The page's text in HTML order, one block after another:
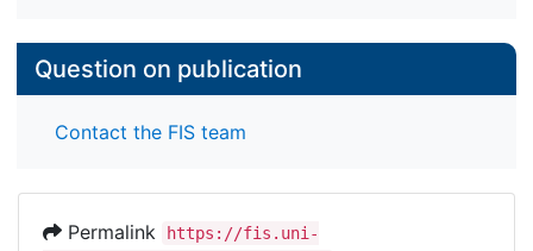
Question on publication
Contact the FIS team
Permalink
https://fis.uni-